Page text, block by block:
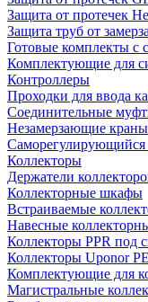
Защита от протечек
Защита труб от
Готовые комплекты с
Комплектующие для
Контроллеры
Проходки для ввода
Соединительные
Незамерзающие краны
Саморегулирующийся
Коллекторы
Держатели
Коллекторные шкафы
Встраиваемые
Навесные
Коллекторы PPR под
Коллекторы Uponor
Комплектующие для
Магистральные